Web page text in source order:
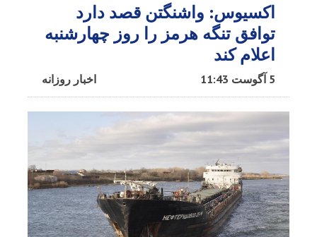
اکسیوس: واشنگتن قصد دارد
توافق تنگه هرمز را روز چهارشنبه
اعلام کند
اخبار روزانه 5 آگوست 11:43